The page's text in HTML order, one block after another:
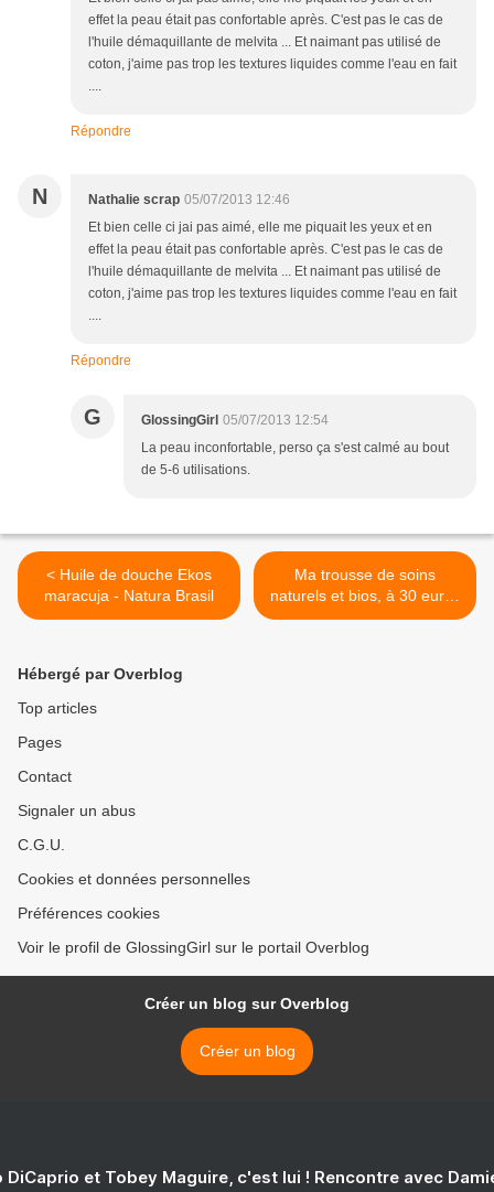
effet la peau était pas confortable après. C'est pas le cas de
l'huile démaquillante de melvita ... Et naimant pas utilisé de
coton, j'aime pas trop les textures liquides comme l'eau en fait
....
Répondre
N Nathalie scrap 05/07/2013 12:46
Et bien celle ci jai pas aimé, elle me piquait les yeux et en
effet la peau était pas confortable après. C'est pas le cas de
l'huile démaquillante de melvita ... Et naimant pas utilisé de
coton, j'aime pas trop les textures liquides comme l'eau en fait
....
Répondre
G GlossingGirl 05/07/2013 12:54
La peau inconfortable, perso ça s'est calmé au bout
de 5-6 utilisations.
< Huile de douche Ekos
maracuja - Natura Brasil
Ma trousse de soins
naturels et bios, à 30 euros
! >
Hébergé par Overblog
Top articles
Pages
Contact
Signaler un abus
C.G.U.
Cookies et données personnelles
Préférences cookies
Voir le profil de GlossingGirl sur le portail Overblog
Créer un blog sur Overblog
Créer un blog
DiCaprio et Tobey Maguire, c'est lui ! Rencontre avec